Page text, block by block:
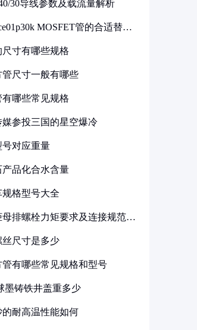
30导线参数及载流量解析
MOSFET管的合适替代
尺寸有哪些规格
管尺寸一般有哪些
有哪些常见规格
媒参投三国的星空爆冷
号对应重量
产品化合水含量
规格型号大全
母排螺栓力矩要求及连接规范详
丝尺寸是多少
管有哪些常见规格和型号
墨铸铁井盖重多少
的耐高温性能如何